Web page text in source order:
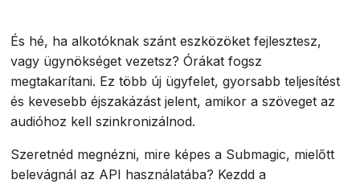
És hé, ha alkotóknak szánt eszközöket fejlesztesz,
vagy ügynökséget vezetsz? Órákat fogsz
megtakarítani. Ez több új ügyfelet, gyorsabb teljesítést
és kevesebb éjszakázást jelent, amikor a szöveget az
audióhoz kell szinkronizálnod.
Szeretnéd megnézni, mire képes a Submagic, mielőtt
belevágnál az API használatába? Kezdd a